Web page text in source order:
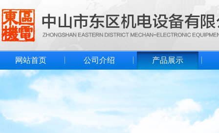
网站首页 公司介绍 产品展示